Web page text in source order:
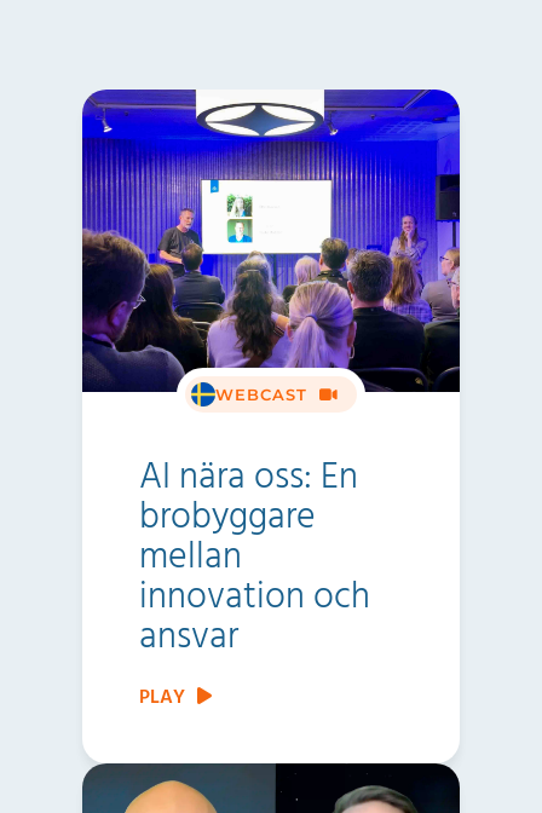
WEBCAST
AI nära oss: En
brobyggare
mellan
innovation och
ansvar
PLAY